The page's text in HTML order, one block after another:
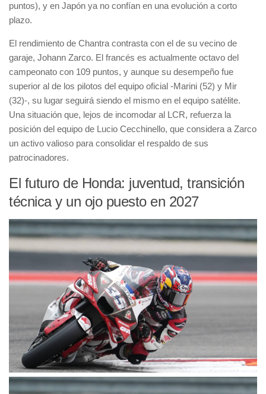
puntos), y en Japón ya no confían en una evolución a corto
plazo.
El rendimiento de Chantra contrasta con el de su vecino de
garaje, Johann Zarco. El francés es actualmente octavo del
campeonato con 109 puntos, y aunque su desempeño fue
superior al de los pilotos del equipo oficial -Marini (52) y Mir
(32)-, su lugar seguirá siendo el mismo en el equipo satélite.
Una situación que, lejos de incomodar al LCR, refuerza la
posición del equipo de Lucio Cecchinello, que considera a Zarco
un activo valioso para consolidar el respaldo de sus
patrocinadores.
El futuro de Honda: juventud, transición
técnica y un ojo puesto en 2027